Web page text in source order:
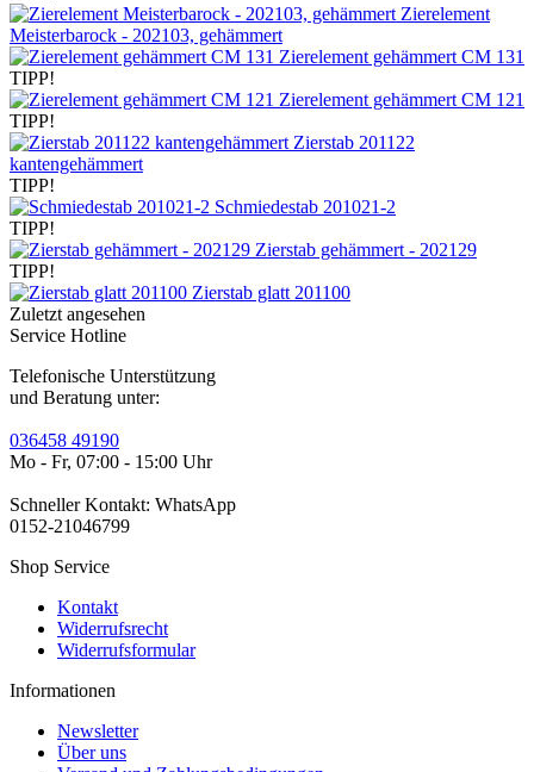
Zierelement
Meisterbarock - 202103, gehämmert
Zierelement gehämmert CM 131
TIPP!
Zierelement gehämmert CM 121
TIPP!
Zierstab 201122
kantengehämmert
TIPP!
Schmiedestab 201021-2
TIPP!
Zierstab gehämmert - 202129
TIPP!
Zierstab glatt 201100
Zuletzt angesehen
Service Hotline
Telefonische Unterstützung
und Beratung unter:
036458 49190
Mo - Fr, 07:00 - 15:00 Uhr
Schneller Kontakt: WhatsApp
0152-21046799
Shop Service
Kontakt
Widerrufsrecht
Widerrufsformular
Informationen
Newsletter
Über uns